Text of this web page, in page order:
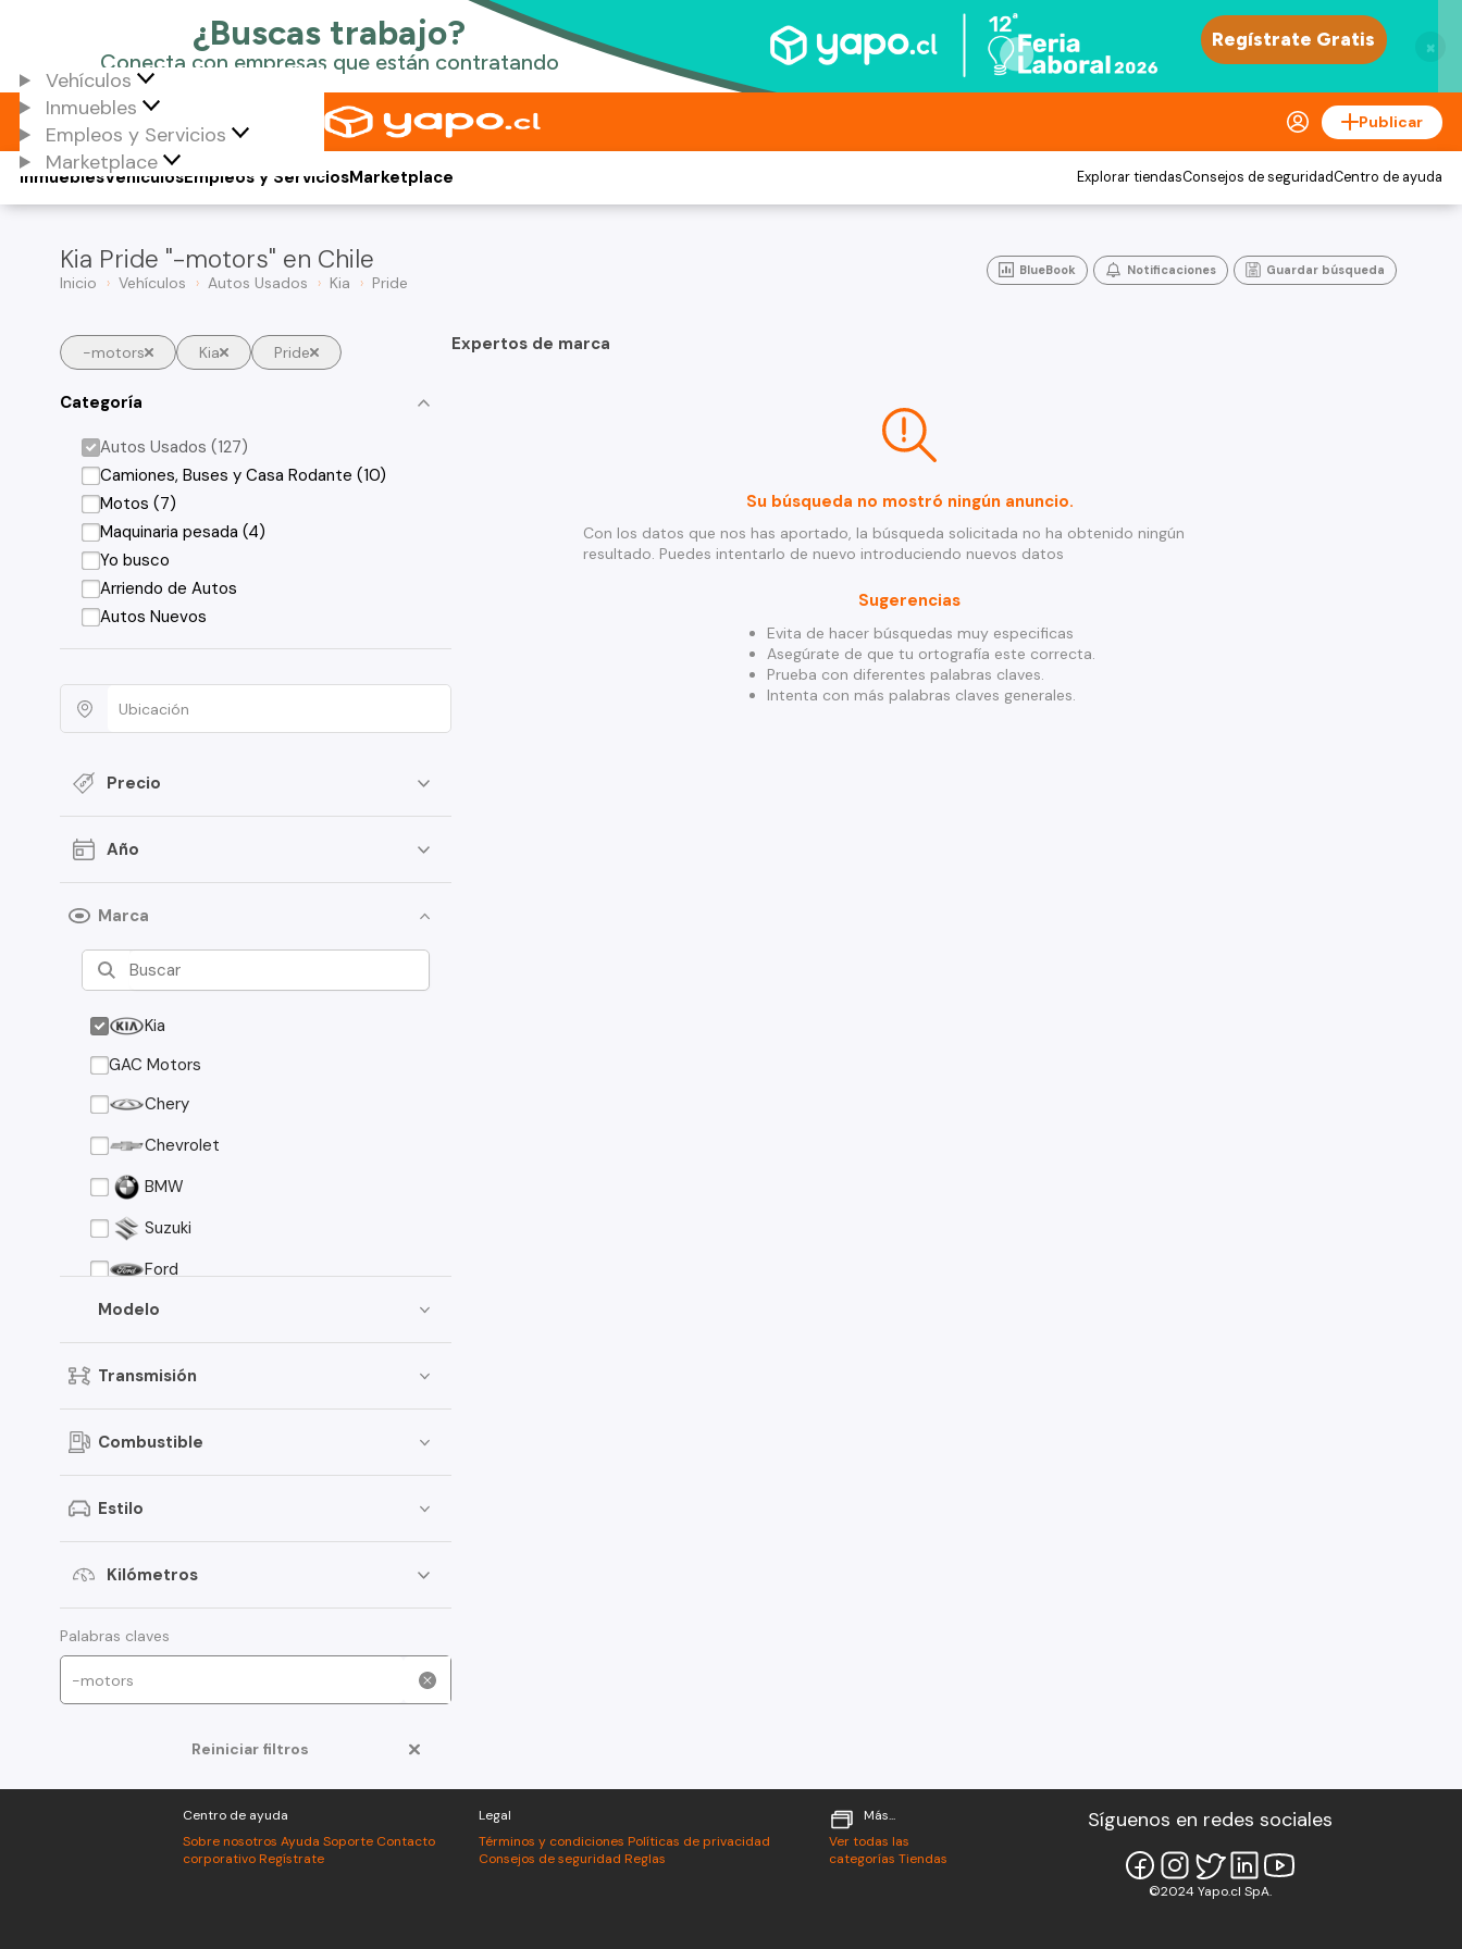
×
Vehículos
Inmuebles
Empleos y Servicios
Marketplace
Publicar
Vehículos
Inmuebles Empleos y ServiciosMarketplace Explorar tiendasConsejos de seguridadCentro de ayuda
Kia Pride "-motors" en Chile
Inicio Vehículos Autos Usados Kia Pride
BlueBook Notificaciones Guardar búsqueda
-motors Kia Pride
Categoría
Autos Usados (127)
Camiones, Buses y Casa Rodante (10)
Motos (7)
Maquinaria pesada (4)
Yo busco
Arriendo de Autos
Autos Nuevos
Precio
Año
Marca
Kia
GAC Motors
Chery
Chevrolet
BMW
Suzuki
Ford
Asia Motors
Mazda
Nissan
Peugeot
Foton
American Motors
Modelo
Transmisión
Combustible
Estilo
Kilómetros
Palabras claves
Reiniciar filtros
Expertos de marca
Su búsqueda no mostró ningún anuncio.
Con los datos que nos has aportado, la búsqueda solicitada no ha obtenido ningún
resultado. Puedes intentarlo de nuevo introduciendo nuevos datos
Sugerencias
Evita de hacer búsquedas muy especificas
Asegúrate de que tu ortografía este correcta.
Prueba con diferentes palabras claves.
Intenta con más palabras claves generales.
Centro de ayuda
Sobre nosotros Ayuda Soporte Contacto
corporativo Regístrate
Legal
Términos y condiciones Políticas de privacidad
Consejos de seguridad Reglas
Más...
Ver todas las
categorías Tiendas
Síguenos en redes sociales
©2024 Yapo.cl SpA.